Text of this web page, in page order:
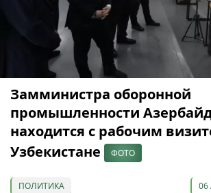
Замминистра оборонной
промышленности
находится с рабочим
Узбекистане
ФОТО
ПОЛИТИКА 06